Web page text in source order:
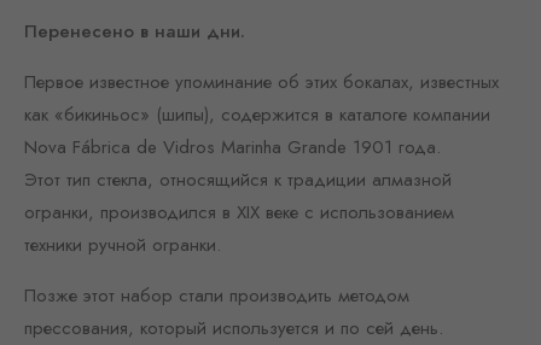
Перенесено в наши дни.
Первое известное упоминание об этих бокалах, известных
как «бикиньос» (шипы), содержится в каталоге компании
Nova Fábrica de Vidros Marinha Grande 1901 года.
Этот тип стекла, относящийся к традиции алмазной
огранки, производился в XIX веке с использованием
техники ручной огранки.
Позже этот набор стали производить методом
прессования, который используется и по сей день.